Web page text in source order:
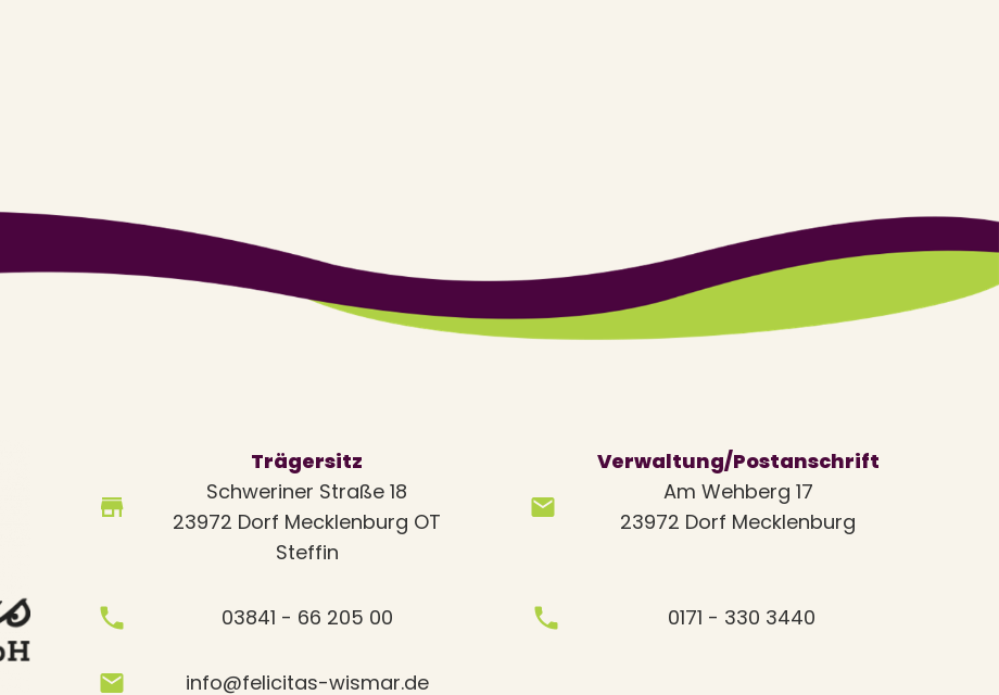
Trägersitz
Schweriner Straße 18
23972 Dorf Mecklenburg OT
Steffin
03841 - 66 205 00
info@felicitas-wismar.de
Verwaltung/Postanschrift
Am Wehberg 17
23972 Dorf Mecklenburg
0171 - 330 3440